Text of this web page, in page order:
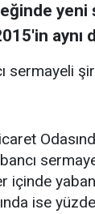
aynı
sermayeli
ise